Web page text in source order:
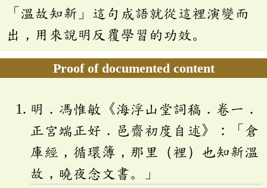
「溫故知新」這句成語就從這裡演變而
出，用來說明反覆學習的功效。
Proof of documented content
明．馮惟敏《海浮山堂詞稿．卷一．
正宮端正好．邑齋初度自述》：「倉
庫經，循環簿，那里（裡）也知新溫
故，曉夜念文書。」